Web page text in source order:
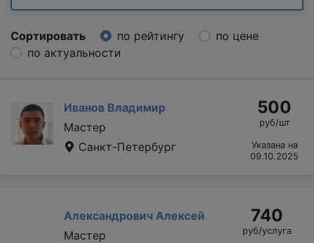
Сортировать по рейтингу
по цене
по актуальности
Иванов Владимир
Мастер
Санкт-Петербург
500
руб/шт
Указана на
09.10.2025
Александрович Алексей
Мастер
740
руб/услуга